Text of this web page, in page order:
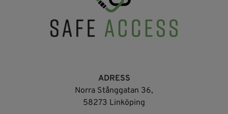
ADRESS
Norra Stånggatan 36,
58273 Linköping